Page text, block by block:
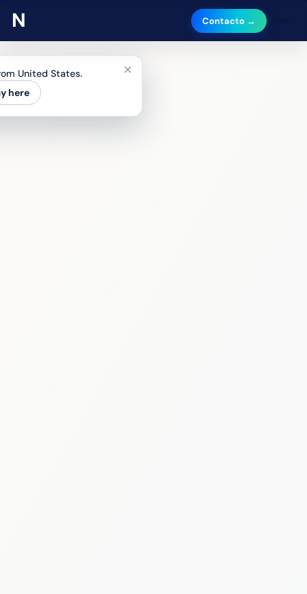
Contacto →
United States.
here
×